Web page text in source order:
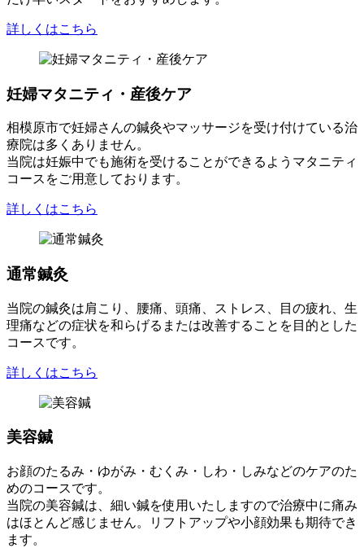
詳しくはこちら
妊婦マタニティ・産後ケア
相模原市で妊婦さんの鍼灸やマッサージを受け付けている治
療院は多くありません。
当院は妊娠中でも施術を受けることができるようマタニティ
コースをご用意しております。
詳しくはこちら
通常鍼灸
当院の鍼灸は肩こり、腰痛、頭痛、ストレス、目の疲れ、生
理痛などの症状を和らげるまたは改善することを目的とした
コースです。
詳しくはこちら
美容鍼
お顔のたるみ・ゆがみ・むくみ・しわ・しみなどのケアのた
めのコースです。
当院の美容鍼は、細い鍼を使用いたしますので治療中に痛み
はほとんど感じません。リフトアップや小顔効果も期待でき
ます。